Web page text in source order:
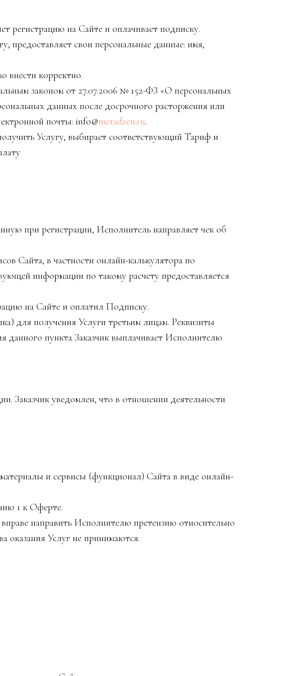
на Сайте и оплачивает подписку.
свои персональные данные: имя,
внести корректно.
законом от 27.07.2006 № 152-ФЗ «О персональных
данных после досрочного расторжения или
почты: info@metadzen.ru.
Услугу, выбирает соответствующий Тариф и
при регистрации, Исполнитель направляет чек об
Сайта, в частности онлайн-калькулятора по
информации по такому расчету предоставляется
на Сайте и оплатил Подписку.
для получения Услуги третьим лицам. Реквизиты
данного пункта Заказчик выплачивает Исполнителю
Заказчик уведомлен, что в отношении деятельности
и сервисы (функционал) Сайта в виде онлайн-
1 к Оферте.
направить Исполнителю претензию относительно
оказания Услуг не принимаются.